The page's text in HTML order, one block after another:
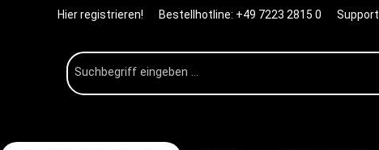
Hier registrieren! Bestellhotline: +49 7223 2815 0 Support